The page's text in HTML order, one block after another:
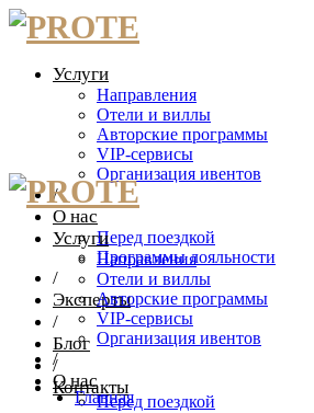
Услуги
Направления
Отели и виллы
Авторские программы
VIP-сервисы
Организация ивентов
/
О нас
Перед поездкой
Программы лояльности
/
Эксперты
/
Блог
/
Контакты
Услуги
Направления
Отели и виллы
Авторские программы
VIP-сервисы
Организация ивентов
/
О нас
Перед поездкой
Главная